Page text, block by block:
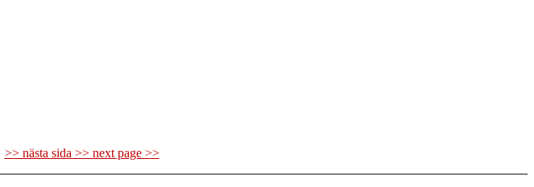
>> nästa sida >> next page >>